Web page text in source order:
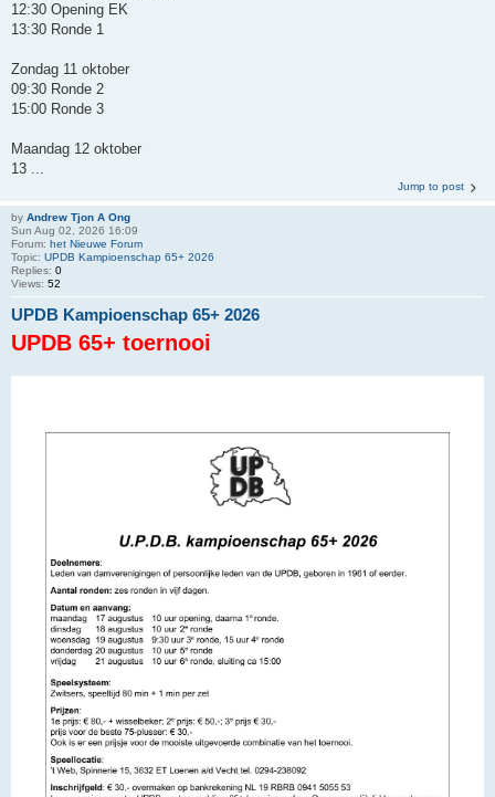
12:30 Opening EK
13:30 Ronde 1
Zondag 11 oktober
09:30 Ronde 2
15:00 Ronde 3
Maandag 12 oktober
13 ...
Jump to post
by Andrew Tjon A Ong
Sun Aug 02, 2026 16:09
Forum: het Nieuwe Forum
Topic: UPDB Kampioenschap 65+ 2026
Replies: 0
Views: 52
UPDB Kampioenschap 65+ 2026
UPDB 65+ toernooi